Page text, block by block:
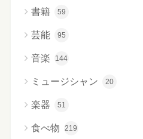
書籍 59
芸能 95
音楽 144
ミュージシャン 20
楽器 51
食べ物 219